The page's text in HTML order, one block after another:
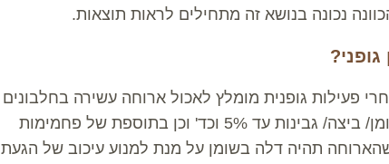
נכונה בנושא זה מתחילים לראות תוצאות.
פעילות גופנית מומלץ לאכול ארוחה עשירה בחלבונים
כגון: טונה/ עוף ללא עור/ בשר דל שומן/ ביצה/ גבינות עד 5% וכד' וכן בתוספת של פחמימות
תהיה דלה בשומן על מנת למנוע עיכוב של הגעת